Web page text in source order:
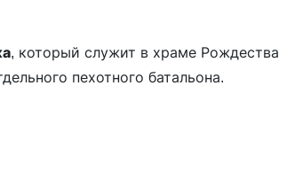
, который служит в храме Рождества
пехотного батальона.